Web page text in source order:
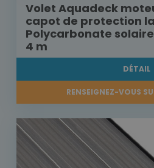
Volet Aquadeck
capot de protection
Polycarbonate
4 m
DÉTAIL
RENSEIGNEZ-VOUS